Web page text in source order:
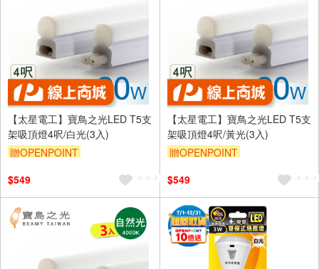
【太星電工】寶鳥之光LED T5支
架吸頂燈4呎/白光(3入)
贈OPENPOINT
$549
【太星電工】寶鳥之光LED T5支
架吸頂燈4呎/黃光(3入)
贈OPENPOINT
$549